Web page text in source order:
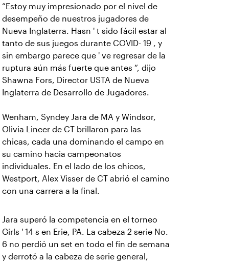
“Estoy muy impresionado por el nivel de
desempeño de nuestros jugadores de
Nueva Inglaterra. Hasn ' t sido fácil estar al
tanto de sus juegos durante COVID- 19 , y
sin embargo parece que ' ve regresar de la
ruptura aún más fuerte que antes “, dijo
Shawna Fors, Director USTA de Nueva
Inglaterra de Desarrollo de Jugadores.
Wenham, Syndey Jara de MA y Windsor,
Olivia Lincer de CT brillaron para las
chicas, cada una dominando el campo en
su camino hacia campeonatos
individuales. En el lado de los chicos,
Westport, Alex Visser de CT abrió el camino
con una carrera a la final.
Jara superó la competencia en el torneo
Girls ' 14 s en Erie, PA. La cabeza 2 serie No.
6 no perdió un set en todo el fin de semana
y derrotó a la cabeza de serie general,